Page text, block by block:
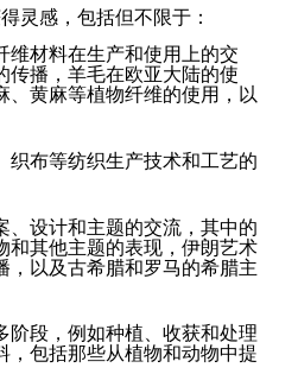
灵感，包括但不限于：
维材料在生产和使用上的交
传播，羊毛在欧亚大陆的使
、黄麻等植物纤维的使用，以
织布等纺织生产技术和工艺的
、设计和主题的交流，其中的
和其他主题的表现，伊朗艺术
，以及古希腊和罗马的希腊主
阶段，例如种植、收获和处理
，包括那些从植物和动物中提